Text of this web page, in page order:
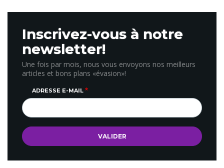
Inscrivez-vous à notre
newsletter!
Une fois par mois, nous vous envoyons nos meilleurs
articles et bons plans «évasion»!
ADRESSE E-MAIL